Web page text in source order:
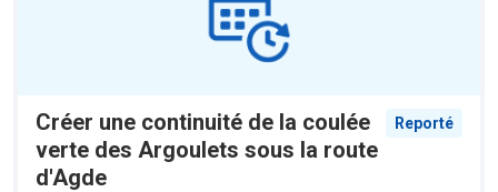
Créer une continuité de la coulée
verte des Argoulets sous la route
d'Agde
Reporté